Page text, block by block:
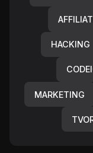
HACKING
MARKETING